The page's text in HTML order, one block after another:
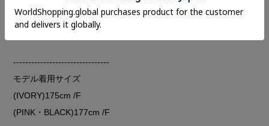
もちろんインナーとしてジャケットやビスチェ、ジレなどを重
ねても主張しすぎないデザインです。
--------------------------------
モデル着用サイズ
(IVORY)175cm /F
(PINK・BLACK)177cm /F